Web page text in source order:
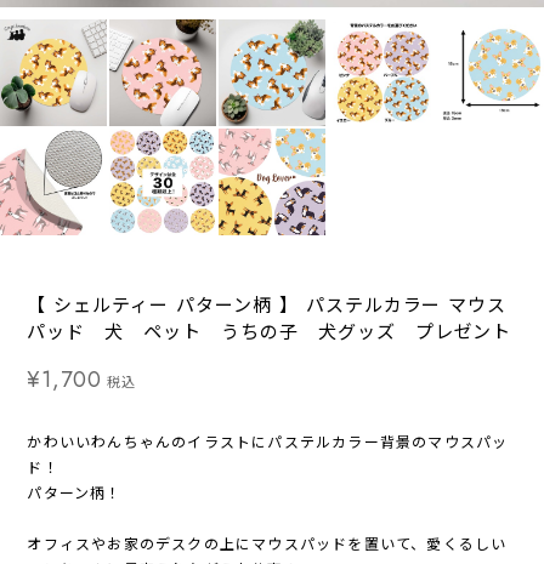
【 シェルティー パターン柄 】 パステルカラー マウス
パッド 犬 ペット うちの子 犬グッズ プレゼント
¥1,700 税込
かわいいわんちゃんのイラストにパステルカラー背景のマウスパッ
ド！
パターン柄！
オフィスやお家のデスクの上にマウスパッドを置いて、愛くるしい